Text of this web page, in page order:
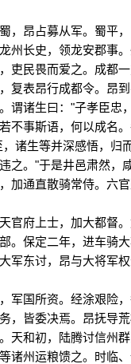
昂占募从军。蜀平，
州长史，领龙安郡事
吏民畏而爱之。成都一
复表昂行成都令。昂
谓诸生曰："子孝臣忠
不事斯语，何以成名
诸生等并深感悟，归
之。"于是井邑肃然，
加通直散骑常侍。六官
府上士，加大都督。
。保定二年，进车骑
军东讨，昂与大将军
国所资。经涂艰险，
，皆委决焉。昂抚导
天和初，陆腾讨信州
诸州运粮馈之。时临